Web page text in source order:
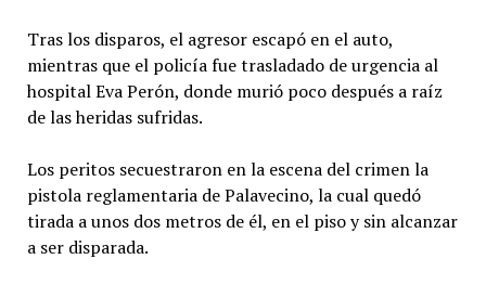
Tras los disparos, el agresor escapó en el auto,
mientras que el policía fue trasladado de urgencia al
hospital Eva Perón, donde murió poco después a raíz
de las heridas sufridas.
Los peritos secuestraron en la escena del crimen la
pistola reglamentaria de Palavecino, la cual quedó
tirada a unos dos metros de él, en el piso y sin alcanzar
a ser disparada.